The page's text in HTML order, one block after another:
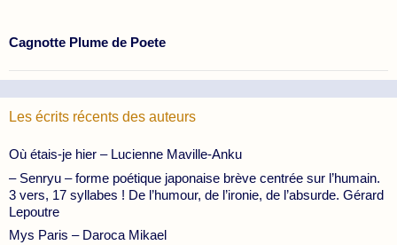
Cagnotte Plume de Poete
Les écrits récents des auteurs
Où étais-je hier – Lucienne Maville-Anku
– Senryu – forme poétique japonaise brève centrée sur l’humain.
3 vers, 17 syllabes ! De l’humour, de l’ironie, de l’absurde. Gérard
Lepoutre
Mys Paris – Daroca Mikael